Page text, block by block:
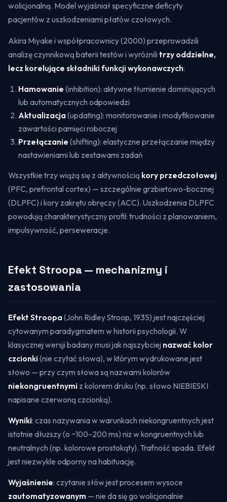
wolicjonalną. Model wyjaśniał specyficzne deficyty
pacjentów z uszkodzeniami płatów czołowych.
Akira Miyake i współpracownicy (2000) przeprowadzili
analizę czynnikową baterii testów i wyróżnili trzy oddzielne,
lecz korelujące składniki funkcji wykonawczych:
Hamowanie (inhibition): aktywne tłumienie dominujących
lub automatycznych odpowiedzi
Aktualizacja(updating): monitorowanie i modyfikowanie
zawartości pamięci roboczej
Przełączanie (shifting): elastyczne przełączanie między
nastawieniami lub zestawami zadań
Wszystkie trzy wiążą się z aktywnością kory przedczołowej
(PFC, prefrontal cortex) — szczególnie grzbietowo-bocznej
(DLPFC) i kory zakrętu obręczy (ACC). Uszkodzenia DLPFC
powodują charakterystyczny profil: trudności z planowaniem,
impulsywność, perseweracje.
Efekt Stroopa — mechanizmy i
zastosowania
Efekt Stroopa(John Ridley Stroop, 1935) jest najczęściej
cytowanym paradygmatem w historii psychologii. W
klasycznej wersji badany musi jak najszybciej nazwać kolor
czcionki (nie czytać słowa), w którym wydrukowane jest
słowo — przy czym słowa są nazwami kolorów
niekongruentnymi z kolorem druku (np. słowo NIEBIESKI
napisane czerwoną czcionką).
Wyniki: czas nazywania w warunkach niekongruentnych jest
istotnie dłuższy (o ~100–200 ms) niż w kongruentnych lub
neutralnych (np. kolorowe prostokąty). Trafność spada. Efekt
jest niezwykle odporny na habituację.
Wyjaśnienie: czytanie słów jest procesem wysoce
zautomatyzowanym — nie da się go wolicjonalnie